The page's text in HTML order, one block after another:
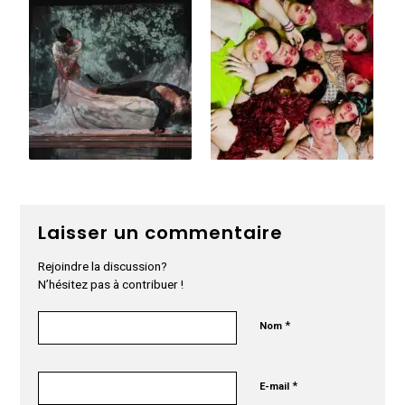
Laisser un commentaire
Rejoindre la discussion?
N’hésitez pas à contribuer !
Nom*
E-mail*